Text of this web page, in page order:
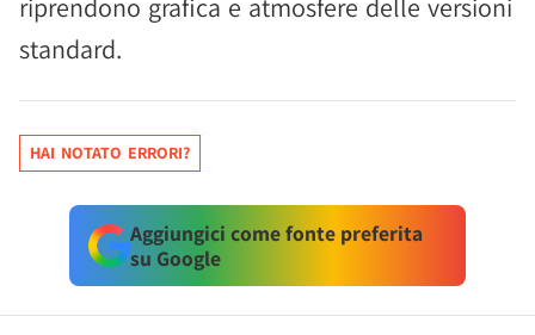
riprendono grafica e atmosfere delle versioni
standard.
HAI NOTATO ERRORI?
Aggiungici come fonte preferita
su Google